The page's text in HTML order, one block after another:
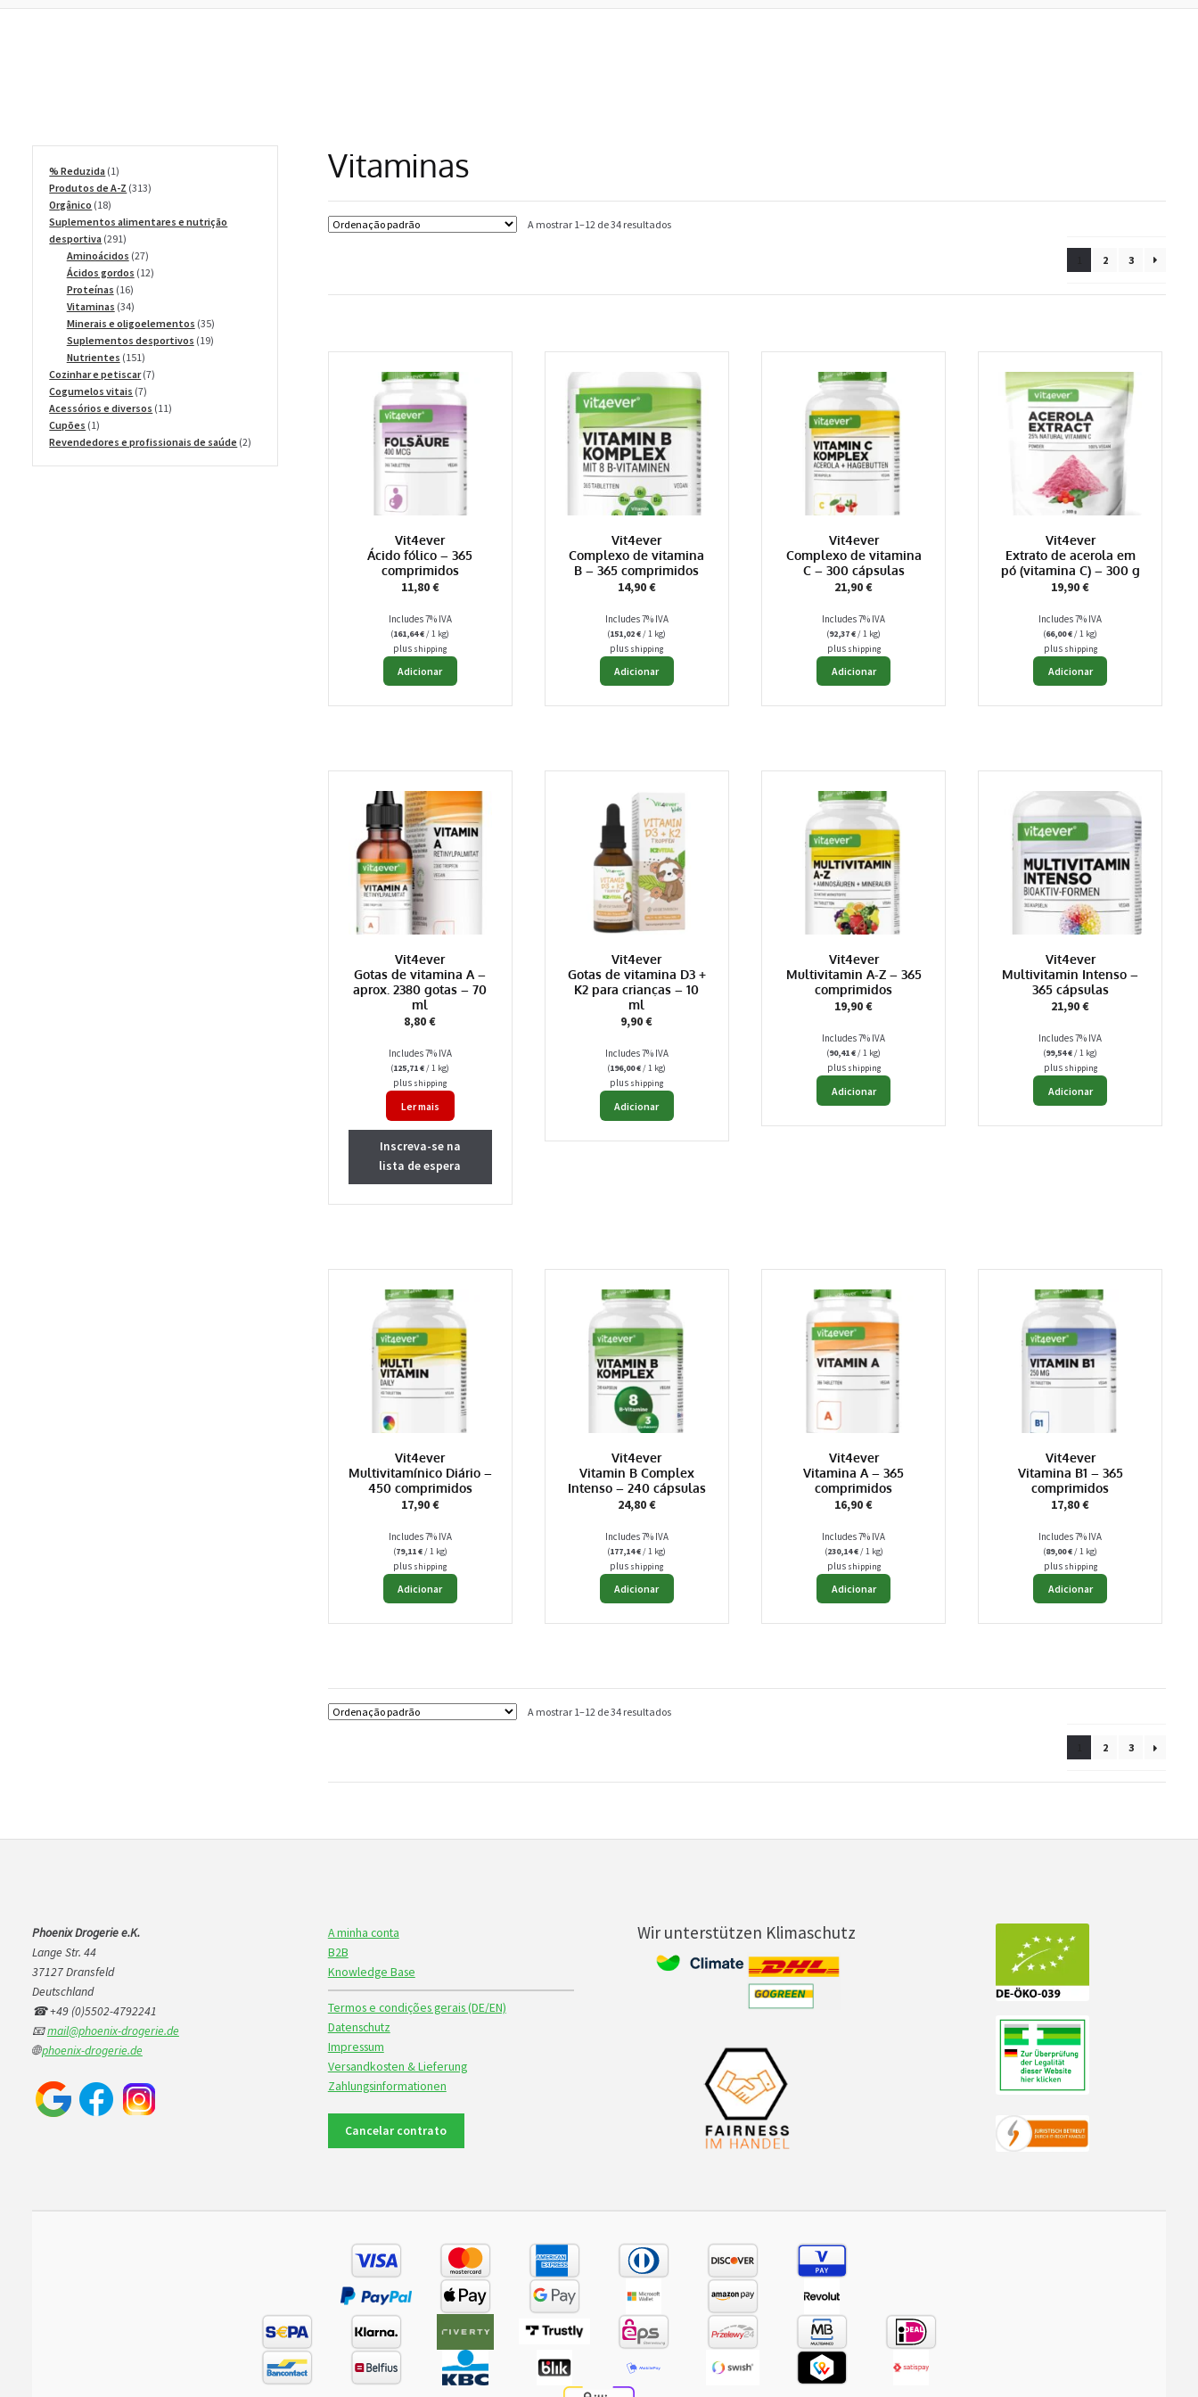
Vitaminas
A mostrar 1–12 de 34 resultados
2 3
Vit4ever
Ácido fólico – 365
comprimidos
11,80€
Includes 7% IVA
(161,64€/ 1 kg)
plus shipping
Adicionar
Vit4ever
Complexo de vitamina
B – 365 comprimidos
14,90€
Includes 7% IVA
(151,02€/ 1 kg)
plus shipping
Adicionar
Vit4ever
Complexo de vitamina
C – 300 cápsulas
21,90€
Includes 7% IVA
(92,37€/ 1 kg)
plus shipping
Adicionar
Vit4ever
Extrato de acerola em
pó (vitamina C) – 300 g
19,90€
Includes 7% IVA
(66,00€/ 1 kg)
plus shipping
Adicionar
Vit4ever
Gotas de vitamina A –
aprox. 2380 gotas – 70
ml
8,80€
Includes 7% IVA
(125,71€/ 1 kg)
plus shipping
Ler mais
Inscreva-se na
lista de espera
Vit4ever
Gotas de vitamina D3 +
K2 para crianças – 10
ml
9,90€
Includes 7% IVA
(196,00€/ 1 kg)
plus shipping
Adicionar
Vit4ever
Multivitamin A-Z – 365
comprimidos
19,90€
Includes 7% IVA
(90,41€/ 1 kg)
plus shipping
Adicionar
Vit4ever
Multivitamin Intenso –
365 cápsulas
21,90€
Includes 7% IVA
(99,54€/ 1 kg)
plus shipping
Adicionar
Vit4ever
Multivitamínico Diário –
450 comprimidos
17,90€
Includes 7% IVA
(79,11€/ 1 kg)
plus shipping
Adicionar
Vit4ever
Vitamin B Complex
Intenso – 240 cápsulas
24,80€
Includes 7% IVA
(177,14€/ 1 kg)
plus shipping
Adicionar
Vit4ever
Vitamina A – 365
comprimidos
16,90€
Includes 7% IVA
(230,14€/ 1 kg)
plus shipping
Adicionar
Vit4ever
Vitamina B1 – 365
comprimidos
17,80€
Includes 7% IVA
(89,00€/ 1 kg)
plus shipping
Adicionar
A mostrar 1–12 de 34 resultados
2 3
% Reduzida 11
produto
Produtos de A-Z 313313
Orgânico 1818
produtos
Suplementos alimentares e nutrição
desportiva 291291
produtos
Aminoácidos 2727
produtos
Ácidos gordos 1212
Proteínas 1616
produtos
Vitaminas 3434
produtos
Minerais e oligoelementos 3535
produtos
Suplementos desportivos 1919
Nutrientes 151151
produtos
Cozinhar e petiscar 77
Cogumelos vitais 77
produtos
Acessórios e diversos 1111
Cupões 11
produto
Revendedores e profissionais de saúde 22
Phoenix Drogerie e.K.
Lange Str. 44
37127 Dransfeld
Deutschland
☎ +49 (0)5502-4792241
📧mail@phoenix-drogerie.de
🌐phoenix-drogerie.de
A minha conta
B2B
Knowledge Base
Termos e condições gerais (DE/EN)
Datenschutz
Impressum
Versandkosten & Lieferung
Zahlungsinformationen
Cancelar contrato
Wir unterstützen Klimaschutz